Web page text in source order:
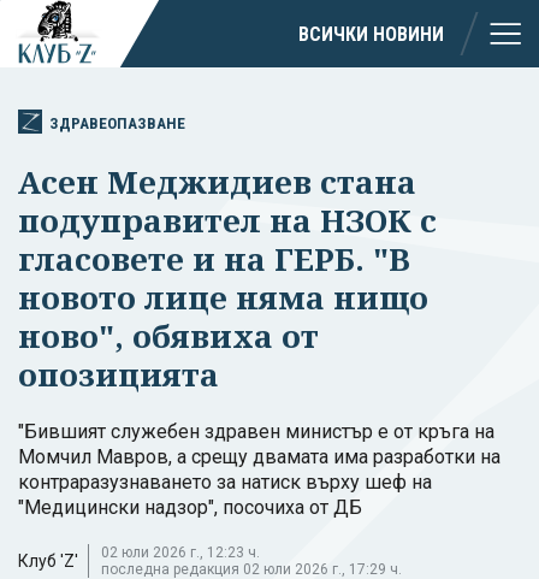
ВСИЧКИ НОВИНИ
ЗДРАВЕОПАЗВАНЕ
Асен Меджидиев стана
подуправител на НЗОК с
гласовете и на ГЕРБ. "В
новото лице няма нищо
ново", обявиха от
опозицията
"Бившият служебен здравен министър е от кръга на
Момчил Мавров, а срещу двамата има разработки на
контраразузнаването за натиск върху шеф на
"Медицински надзор", посочиха от ДБ
Клуб 'Z'
02 юли 2026 г., 12:23 ч.
последна редакция 02 юли 2026 г., 17:29 ч.